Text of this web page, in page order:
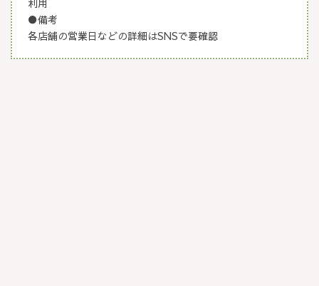
●備考
各店舗の営業日などの詳細はSNSで要確認